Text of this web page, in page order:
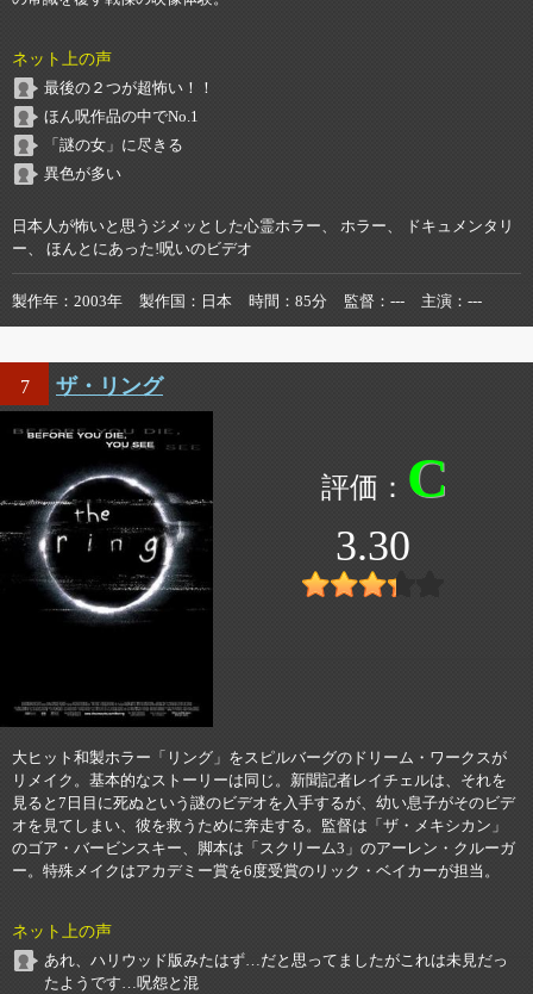
ネット上の声
最後の２つが超怖い！！
ほん呪作品の中でNo.1
「謎の女」に尽きる
異色が多い
日本人が怖いと思うジメッとした心霊ホラー、 ホラー、 ドキュメンタリ
ー、 ほんとにあった!呪いのビデオ
製作年 2003年 製作国 日本 時間 85分 監督 --- 主演 ---
7 ザ・リング
C
3.30
大ヒット和製ホラー「リング」をスピルバーグのドリーム・ワークスが
リメイク。基本的なストーリーは同じ。新聞記者レイチェルは、それを
見ると7日目に死ぬという謎のビデオを入手するが、幼い息子がそのビデ
オを見てしまい、彼を救うために奔走する。監督は「ザ・メキシカン」
のゴア・バービンスキー、脚本は「スクリーム3」のアーレン・クルーガ
ー。特殊メイクはアカデミー賞を6度受賞のリック・ベイカーが担当。
ネット上の声
あれ、ハリウッド版みたはず…だと思ってましたがこれは未見だっ
たようです…呪怨と混